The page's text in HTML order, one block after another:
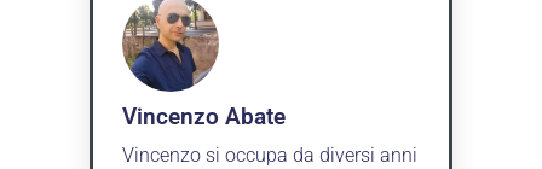
Vincenzo Abate
Vincenzo si occupa da diversi anni